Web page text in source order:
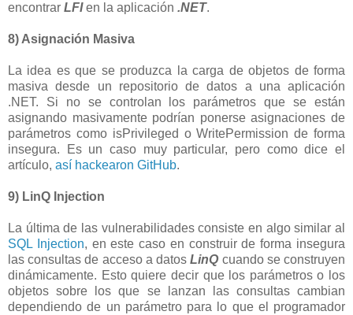
encontrar LFIen la aplicación .NET.
8) Asignación Masiva
La idea es que se produzca la carga de objetos de forma
masiva desde un repositorio de datos a una aplicación
.NET. Si no se controlan los parámetros que se están
asignando masivamente podrían ponerse asignaciones de
parámetros como isPrivileged o WritePermission de forma
insegura. Es un caso muy particular, pero como dice el
artículo, así hackearon GitHub.
9) LinQ Injection
La última de las vulnerabilidades consiste en algo similar al
SQL Injection, en este caso en construir de forma insegura
las consultas de acceso a datosLinQcuando se construyen
dinámicamente. Esto quiere decir que los parámetros o los
objetos sobre los que se lanzan las consultas cambian
dependiendo de un parámetro para lo que el programador